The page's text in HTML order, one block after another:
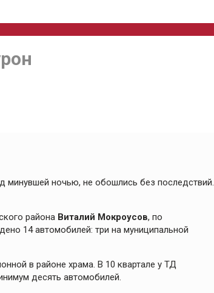
минувшей ночью, не обошлись без последствий.
района Виталий Мокроусов, по
14 автомобилей: три на муниципальной
в районе храма. В 10 квартале у ТД
десять автомобилей.